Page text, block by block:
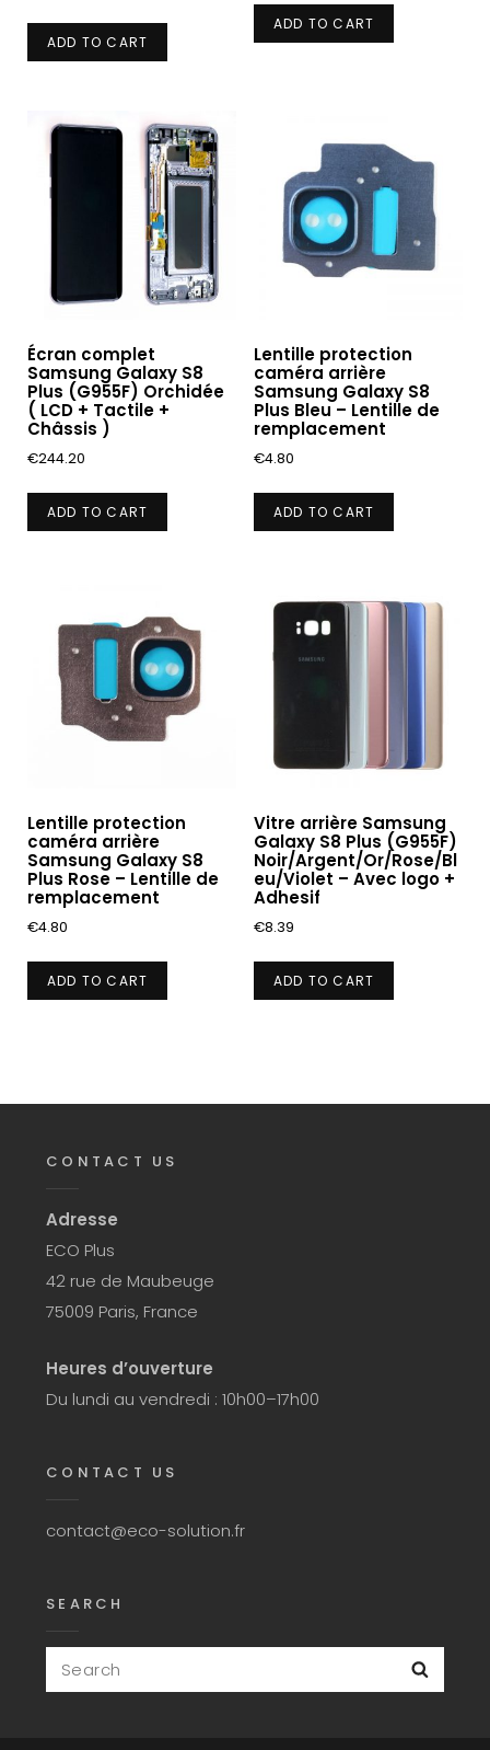
ADD TO CART
ADD TO CART
Écran complet
Samsung Galaxy S8
Plus (G955F) Orchidée
( LCD + Tactile +
Châssis )
€244.20
ADD TO CART
Lentille protection
caméra arrière
Samsung Galaxy S8
Plus Bleu – Lentille de
remplacement
€4.80
ADD TO CART
Lentille protection
caméra arrière
Samsung Galaxy S8
Plus Rose – Lentille de
remplacement
€4.80
ADD TO CART
Vitre arrière Samsung
Galaxy S8 Plus (G955F)
Noir/Argent/Or/Rose/Bl
eu/Violet – Avec logo +
Adhesif
€8.39
ADD TO CART
CONTACT US
Adresse
ECO Plus
42 rue de Maubeuge
75009 Paris, France
Heures d’ouverture
Du lundi au vendredi : 10h00–17h00
CONTACT US
contact@eco-solution.fr
SEARCH
Search
for: